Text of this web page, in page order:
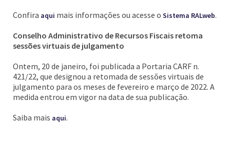
Confira aqui mais informações ou acesse o Sistema RALweb.
Conselho Administrativo de Recursos Fiscais retoma
sessões virtuais de julgamento
Ontem, 20 de janeiro, foi publicada a Portaria CARF n.
421/22, que designou a retomada de sessões virtuais de
julgamento para os meses de fevereiro e março de 2022. A
medida entrou em vigor na data de sua publicação.
Saiba mais aqui.